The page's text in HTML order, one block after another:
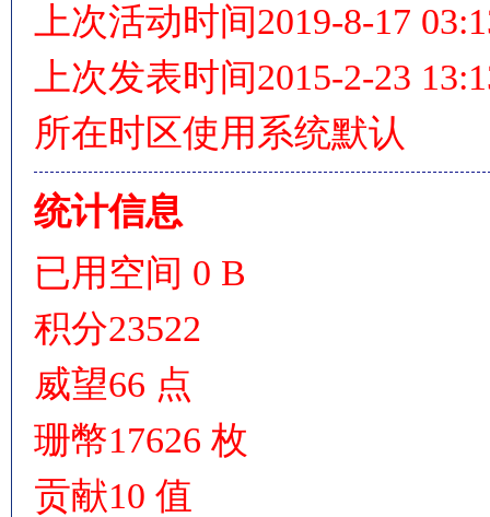
上次活动时间2019-8-17
上次发表时间2015-2-23
所在时区使用系统默认
统计信息
已用空间 0 B
积分23522
威望66 点
珊幣17626 枚
贡献10 值